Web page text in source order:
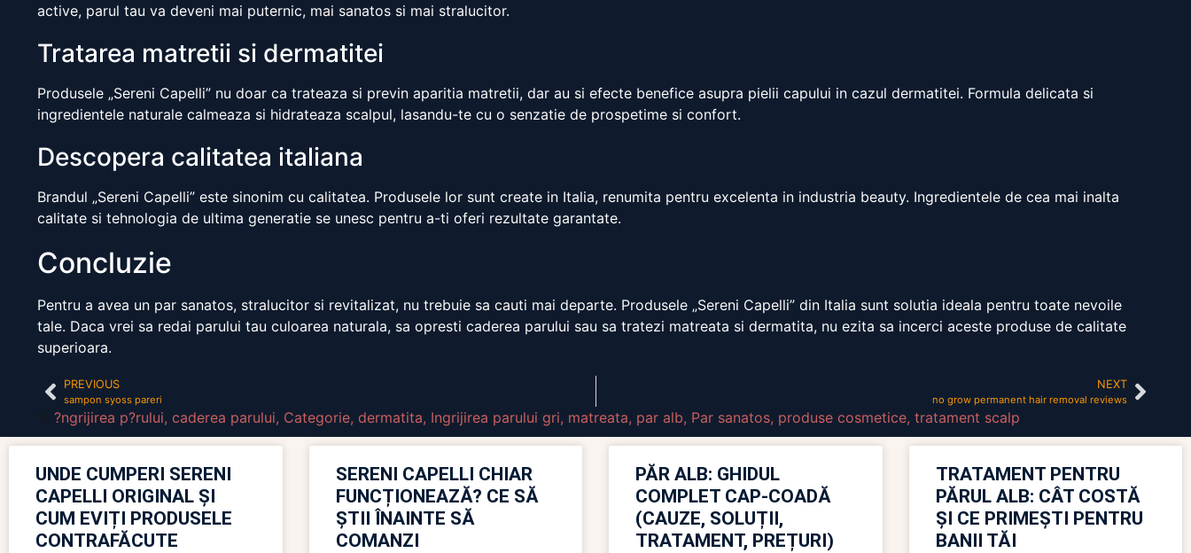
active, parul tau va deveni mai puternic, mai sanatos si mai stralucitor.
Tratarea matretii si dermatitei
Produsele „Sereni Capelli” nu doar ca trateaza si previn aparitia matretii, dar au si efecte benefice asupra pielii capului in cazul dermatitei. Formula delicata si
ingredientele naturale calmeaza si hidrateaza scalpul, lasandu-te cu o senzatie de prospetime si confort.
Descopera calitatea italiana
Brandul „Sereni Capelli” este sinonim cu calitatea. Produsele lor sunt create in Italia, renumita pentru excelenta in industria beauty. Ingredientele de cea mai inalta
calitate si tehnologia de ultima generatie se unesc pentru a-ti oferi rezultate garantate.
Concluzie
Pentru a avea un par sanatos, stralucitor si revitalizat, nu trebuie sa cauti mai departe. Produsele „Sereni Capelli” din Italia sunt solutia ideala pentru toate nevoile
tale. Daca vrei sa redai parului tau culoarea naturala, sa opresti caderea parului sau sa tratezi matreata si dermatita, nu ezita sa incerci aceste produse de calitate
superioara.
PREVIOUS
sampon syoss pareri
NEXT
no grow permanent hair removal reviews
?ngrijirea p?rului, caderea parului, Categorie, dermatita, Ingrijirea parului gri, matreata, par alb, Par sanatos, produse cosmetice, tratament scalp
UNDE CUMPERI SERENI
CAPELLI ORIGINAL ȘI
CUM EVIȚI PRODUSELE
CONTRAFĂCUTE
SERENI CAPELLI CHIAR
FUNCȚIONEAZĂ? CE SĂ
ȘTII ÎNAINTE SĂ
COMANZI
PĂR ALB: GHIDUL
COMPLET CAP-COADĂ
(CAUZE, SOLUȚII,
TRATAMENT, PREȚURI)
TRATAMENT PENTRU
PĂRUL ALB: CÂT COSTĂ
ȘI CE PRIMEȘTI PENTRU
BANII TĂI